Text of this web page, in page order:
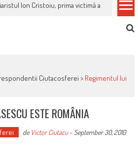
îți schimbi, rapid, gratuit și eficient,
Ciutacosferei > Regimentul lui
ESTE ROMÂNIA
de Victor Ciutacu- September 30, 2010